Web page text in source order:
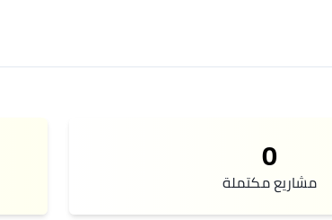
0
مشاريع مكتملة